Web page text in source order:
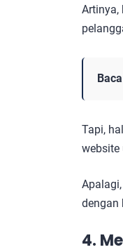
Artinya,
Tapi,
website
dengan
4.